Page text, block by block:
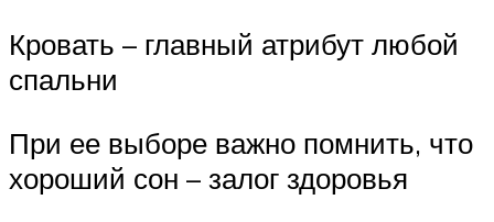
Кровать – главный атрибут любой
спальни
При ее выборе важно помнить, что
хороший сон – залог здоровья